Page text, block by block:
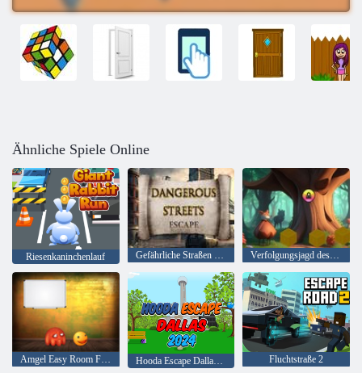
Ähnliche Spiele Online
Riesenkaninchenlauf Gefährliche Straßen entkommen Verfolgungsjagd des Welpen
Amgel Easy Room Flucht 143 Hooda Escape Dallas 2024 Fluchtstraße 2